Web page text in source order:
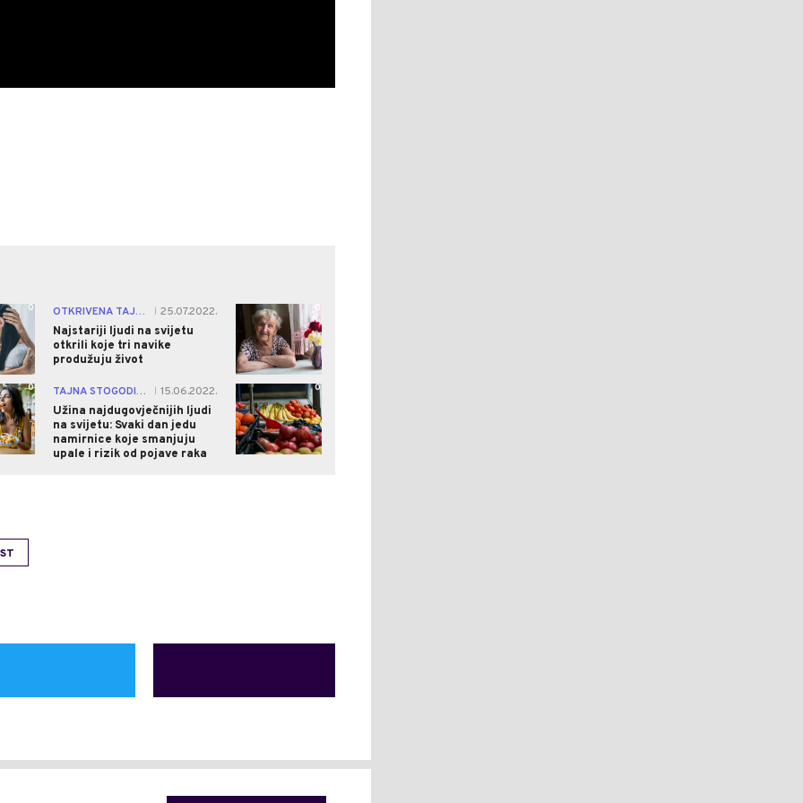
0 OTKRIVENA TAJNA!
25.07.2022.
Najstariji ljudi na svijetu
otkrili koje tri navike
produžuju život
0
0 TAJNA STOGODIŠNJAKA
15.06.2022.
Užina najdugovječnijih ljudi
na svijetu: Svaki dan jedu
namirnice koje smanjuju
upale i rizik od pojave raka
0